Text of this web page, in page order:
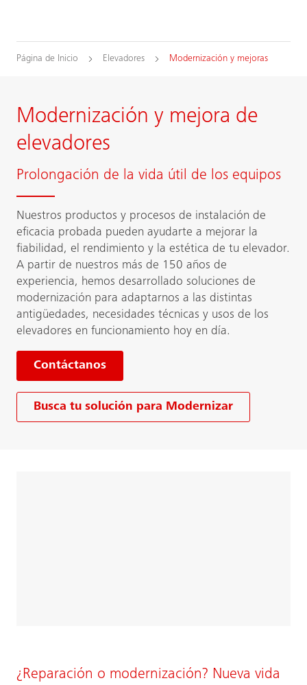
Página de Inicio Elevadores Modernización y mejoras
Modernización y mejora de
elevadores
Prolongación de la vida útil de los equipos
Nuestros productos y procesos de instalación de
eficacia probada pueden ayudarte a mejorar la
fiabilidad, el rendimiento y la estética de tu elevador.
A partir de nuestros más de 150 años de
experiencia, hemos desarrollado soluciones de
modernización para adaptarnos a las distintas
antigüedades, necesidades técnicas y usos de los
elevadores en funcionamiento hoy en día.
Contáctanos
Busca tu solución para Modernizar
¿Reparación o modernización? Nueva vida